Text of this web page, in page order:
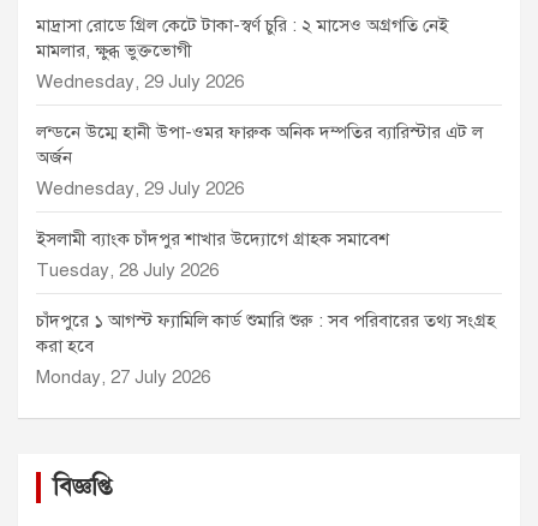
মাদ্রাসা রোডে গ্রিল কেটে টাকা-স্বর্ণ চুরি : ২ মাসেও অগ্রগতি নেই
মামলার, ক্ষুব্ধ ভুক্তভোগী
Wednesday, 29 July 2026
লন্ডনে উম্মে হানী উপা-ওমর ফারুক অনিক দম্পতির ব্যারিস্টার এট ল
অর্জন
Wednesday, 29 July 2026
ইসলামী ব্যাংক চাঁদপুর শাখার উদ্যোগে গ্রাহক সমাবেশ
Tuesday, 28 July 2026
চাঁদপুরে ১ আগস্ট ফ্যামিলি কার্ড শুমারি শুরু : সব পরিবারের তথ্য সংগ্রহ
করা হবে
Monday, 27 July 2026
বিজ্ঞপ্তি